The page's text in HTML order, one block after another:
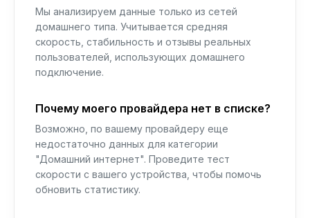
Мы анализируем данные только из сетей
домашнего типа. Учитывается средняя
скорость, стабильность и отзывы реальных
пользователей, использующих домашнего
подключение.
Почему моего провайдера нет в списке?
Возможно, по вашему провайдеру еще
недостаточно данных для категории
"Домашний интернет". Проведите тест
скорости с вашего устройства, чтобы помочь
обновить статистику.